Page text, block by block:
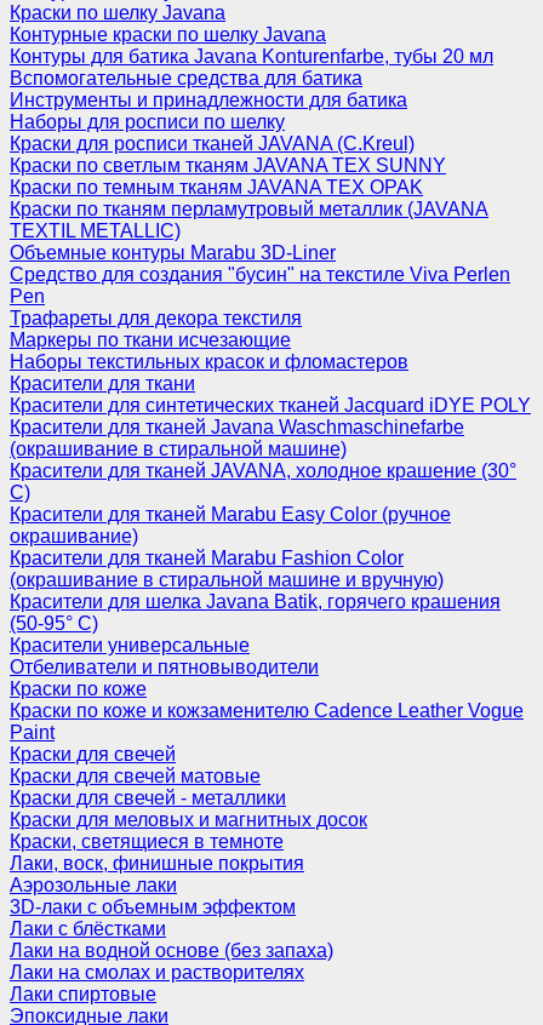
Краски по шелку Javana
Контурные краски по шелку Javana
Контуры для батика Javana Konturenfarbe, тубы 20 мл
Вспомогательные средства для батика
Инструменты и принадлежности для батика
Наборы для росписи по шелку
Краски для росписи тканей JAVANA (C.Kreul)
Краски по светлым тканям JAVANA TEX SUNNY
Краски по темным тканям JAVANA TEX OPAK
Краски по тканям перламутровый металлик (JAVANA
TEXTIL METALLIC)
Объемные контуры Marabu 3D-Liner
Средство для создания "бусин" на текстиле Viva Perlen
Pen
Трафареты для декора текстиля
Маркеры по ткани исчезающие
Наборы текстильных красок и фломастеров
Красители для ткани
Красители для синтетических тканей Jacquard iDYE POLY
Красители для тканей Javana Waschmaschinefarbe
(окрашивание в стиральной машине)
Красители для тканей JAVANA, холодное крашение (30°
С)
Красители для тканей Marabu Easy Color (ручное
окрашивание)
Красители для тканей Marabu Fashion Color
(окрашивание в стиральной машине и вручную)
Красители для шелка Javana Batik, горячего крашения
(50-95° С)
Красители универсальные
Отбеливатели и пятновыводители
Краски по коже
Краски по коже и кожзаменителю Cadence Leather Vogue
Paint
Краски для свечей
Краски для свечей матовые
Краски для свечей - металлики
Краски для меловых и магнитных досок
Краски, светящиеся в темноте
Лаки, воск, финишные покрытия
Аэрозольные лаки
3D-лаки с объемным эффектом
Лаки с блёстками
Лаки на водной основе (без запаха)
Лаки на смолах и растворителях
Лаки спиртовые
Эпоксидные лаки